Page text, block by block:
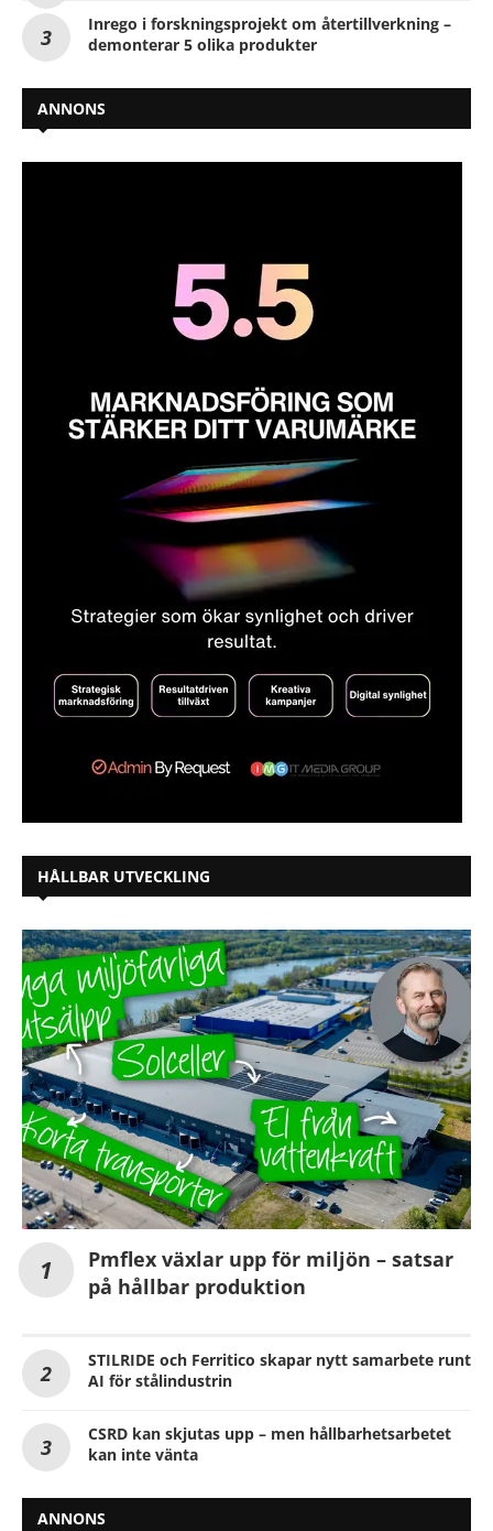
Inrego i forskningsprojekt om återtillverkning –
demonterar 5 olika produkter
ANNONS
HÅLLBAR UTVECKLING
Pmflex växlar upp för miljön – satsar
på hållbar produktion
STILRIDE och Ferritico skapar nytt samarbete runt
AI för stålindustrin
CSRD kan skjutas upp – men hållbarhetsarbetet
kan inte vänta
ANNONS